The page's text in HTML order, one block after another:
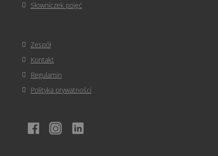
Słowniczek pojęć
Zespół
Kontakt
Regulamin
Polityka prywatności